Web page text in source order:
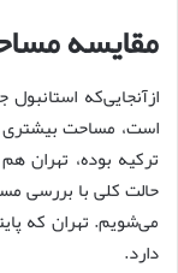
مقایسه
ازآنجایی‌که
است، مساحت بیشتری
ترکیه بوده، تهران
حالت کلی با بررسی
دارد‌.